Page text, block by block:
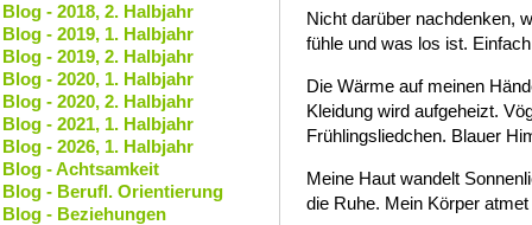
Nicht darüber nachdenken,
fühle und was los ist.
Die Wärme auf meinen
Kleidung wird aufgeheizt.
Frühlingsliedchen. Blauer
Meine Haut wandelt
die Ruhe. Mein Körper
Blog - 2018, 2. Halbjahr
Blog - 2019, 1. Halbjahr
Blog - 2019, 2. Halbjahr
Blog - 2020, 1. Halbjahr
Blog - 2020, 2. Halbjahr
Blog - 2021, 1. Halbjahr
Blog - 2026, 1. Halbjahr
Blog - Achtsamkeit
Blog - Berufl. Orientierung
Blog - Beziehungen